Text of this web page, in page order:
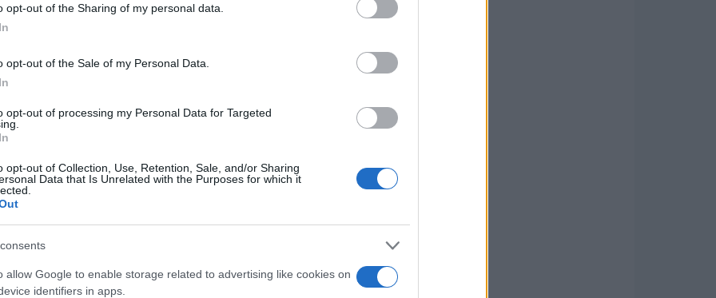
opt-out of the Sharing of my personal data.
opt-out of the Sale of my Personal Data.
opt-out of processing my Personal Data for Targeted
opt-out of Collection, Use, Retention, Sale, and/or Sharing
Data that Is Unrelated with the Purposes for which it
allow Google to enable storage related to advertising like cookies on
identifiers in apps.
sguardo al futuro
di Artisan Studios ha enfatizzato la fusione
e l’esplorazione di paesaggi visivamente
per le ambientazioni richiama alla mente i
che non solo trasmette una sensazione di
artistica unica. Ma come riesce il gioco a
di combattimento è stato progettato per
schivate e abilità speciali che sono
action.